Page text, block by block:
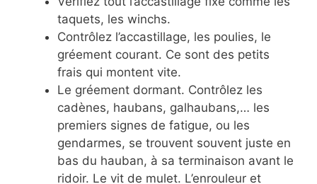
taquets, les winchs.
Contrôlez l’accastillage, les poulies, le
gréement courant. Ce sont des petits
frais qui montent vite.
Le gréement dormant. Contrôlez les
cadènes, haubans, galhaubans,… les
premiers signes de fatigue, ou les
gendarmes, se trouvent souvent juste en
bas du hauban, à sa terminaison avant le
ridoir. Le vit de mulet. L’enrouleur et